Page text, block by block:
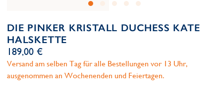
DIE PINKER KRISTALL DUCHESS KATE
HALSKETTE
189,00 €
Versand am selben Tag für alle Bestellungen vor 13 Uhr,
ausgenommen an Wochenenden und Feiertagen.